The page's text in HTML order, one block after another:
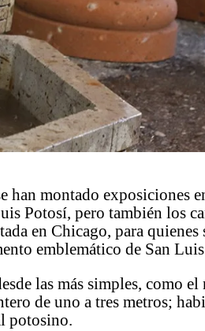
han montado exposiciones
Potosí, pero también los
en Chicago, para quienes
emblemático de San
las más simples, como el
de uno a tres metros;
potosino.